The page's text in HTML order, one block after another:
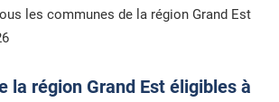
les communes de la région Grand Est
la région Grand Est éligibles à